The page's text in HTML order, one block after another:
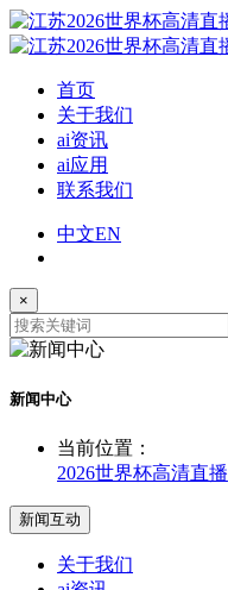
首页
关于我们
ai资讯
ai应用
联系我们
中文EN
×
新闻中心
当前位置：
2026世界杯高清直播
新闻互动
关于我们